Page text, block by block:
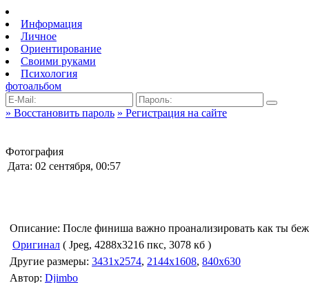
Информация
Личное
Ориентирование
Своими руками
Психология
фотоальбом
» Восстановить пароль » Регистрация на сайте
Фотография
Дата: 02 сентября, 00:57
Описание: После финиша важно проанализировать как ты
Оригинал ( Jpeg, 4288x3216 пкс, 3078 кб )
Другие размеры: 3431x2574, 2144x1608, 840x630
Автор: Djimbo